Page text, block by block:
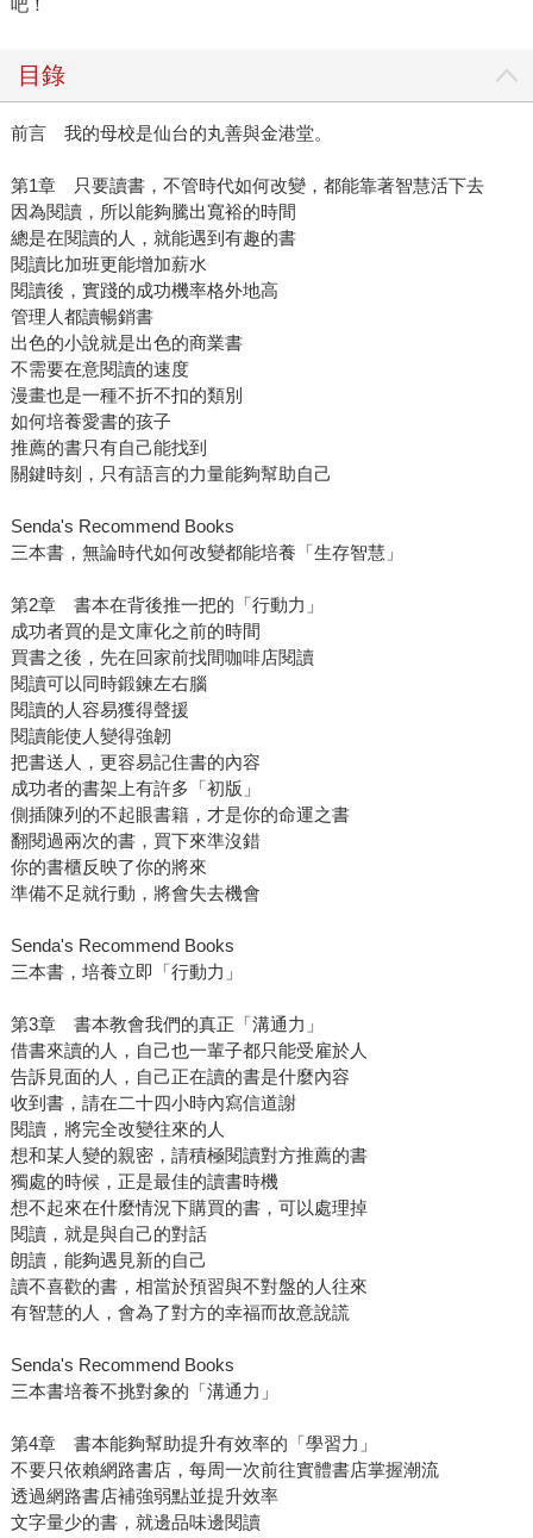
目錄
前言 我的母校是仙台的丸善與金港堂。
第1章 只要讀書，不管時代如何改變，都能靠著智慧活下去
因為閱讀，所以能夠騰出寬裕的時間
總是在閱讀的人，就能遇到有趣的書
閱讀比加班更能增加薪水
閱讀後，實踐的成功機率格外地高
管理人都讀暢銷書
出色的小說就是出色的商業書
不需要在意閱讀的速度
漫畫也是一種不折不扣的類別
如何培養愛書的孩子
推薦的書只有自己能找到
關鍵時刻，只有語言的力量能夠幫助自己
Senda's Recommend Books
三本書，無論時代如何改變都能培養「生存智慧」
第2章 書本在背後推一把的「行動力」
成功者買的是文庫化之前的時間
買書之後，先在回家前找間咖啡店閱讀
閱讀可以同時鍛鍊左右腦
閱讀的人容易獲得聲援
閱讀能使人變得強韌
把書送人，更容易記住書的內容
成功者的書架上有許多「初版」
側插陳列的不起眼書籍，才是你的命運之書
翻閱過兩次的書，買下來準沒錯
你的書櫃反映了你的將來
準備不足就行動，將會失去機會
Senda's Recommend Books
三本書，培養立即「行動力」
第3章 書本教會我們的真正「溝通力」
借書來讀的人，自己也一輩子都只能受雇於人
告訴見面的人，自己正在讀的書是什麼內容
收到書，請在二十四小時內寫信道謝
閱讀，將完全改變往來的人
想和某人變的親密，請積極閱讀對方推薦的書
獨處的時候，正是最佳的讀書時機
想不起來在什麼情況下購買的書，可以處理掉
閱讀，就是與自己的對話
朗讀，能夠遇見新的自己
讀不喜歡的書，相當於預習與不對盤的人往來
有智慧的人，會為了對方的幸福而故意說謊
Senda's Recommend Books
三本書培養不挑對象的「溝通力」
第4章 書本能夠幫助提升有效率的「學習力」
不要只依賴網路書店，每周一次前往實體書店掌握潮流
透過網路書店補強弱點並提升效率
文字量少的書，就邊品味邊閱讀